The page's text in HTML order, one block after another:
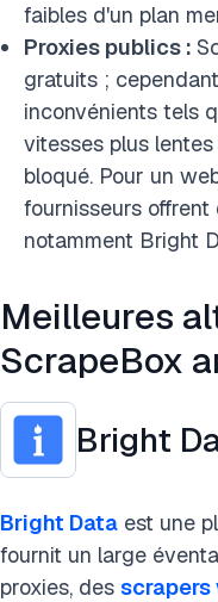
faibles d'un plan
Proxies publics :
gratuits ;
inconvénients tels
vitesses plus
bloqué. Pour un
fournisseurs
notamment Bright
Meilleures
ScrapeBox
Bright
Bright Data est une
fournit un large
proxies, des scrapers